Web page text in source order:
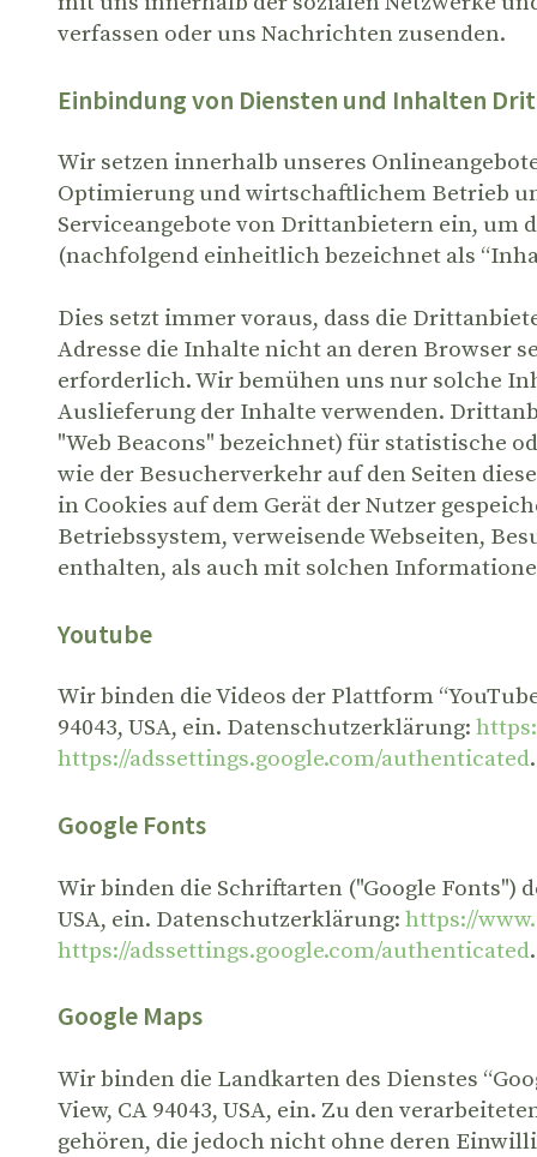
verfassen oder uns Nachrichten zusenden.
Einbindung von Diensten und Inhalten
Wir setzen innerhalb unseres
Optimierung und wirtschaftlichem Betrieb
Serviceangebote von Drittanbietern ein, um
(nachfolgend einheitlich bezeichnet als
Dies setzt immer voraus, dass die
Adresse die Inhalte nicht an deren Browser
erforderlich. Wir bemühen uns nur solche
Auslieferung der Inhalte verwenden.
"Web Beacons" bezeichnet) für statistische
wie der Besucherverkehr auf den Seiten
in Cookies auf dem Gerät der Nutzer
Betriebssystem, verweisende Webseiten,
enthalten, als auch mit solchen
Youtube
Wir binden die Videos der Plattform
94043, USA, ein. Datenschutzerklärung:
https://adssettings.google.com/authenticated.
Google Fonts
Wir binden die Schriftarten ("Google Fonts")
USA, ein. Datenschutzerklärung: https://
https://adssettings.google.com/authenticated.
Google Maps
Wir binden die Landkarten des Dienstes
View, CA 94043, USA, ein. Zu den
gehören, die jedoch nicht ohne deren